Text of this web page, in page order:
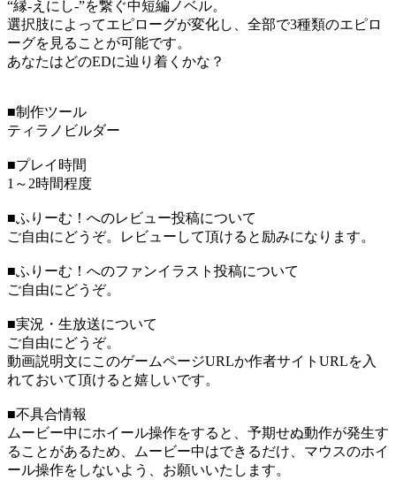
“縁-えにし-”を繋ぐ中短編ノベル。
選択肢によってエピローグが変化し、全部で3種類のエピロ
ーグを見ることが可能です。
あなたはどのEDに辿り着くかな？
■制作ツール
ティラノビルダー
■プレイ時間
1～2時間程度
■ふりーむ！へのレビュー投稿について
ご自由にどうぞ。レビューして頂けると励みになります。
■ふりーむ！へのファンイラスト投稿について
ご自由にどうぞ。
■実況・生放送について
ご自由にどうぞ。
動画説明文にこのゲームページURLか作者サイトURLを入
れておいて頂けると嬉しいです。
■不具合情報
ムービー中にホイール操作をすると、予期せぬ動作が発生す
ることがあるため、ムービー中はできるだけ、マウスのホイ
ール操作をしないよう、お願いいたします。